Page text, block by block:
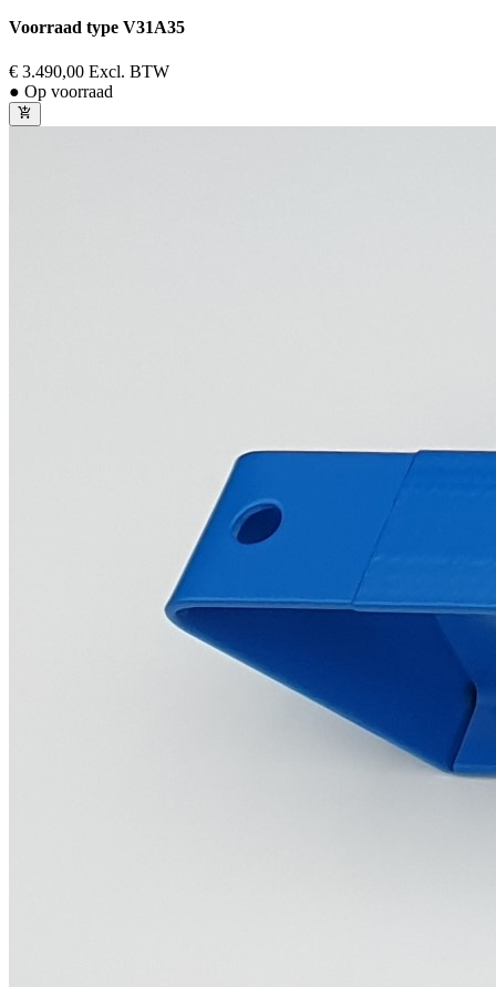
Voorraad type V31A35
€ 3.490,00 Excl. BTW
● Op voorraad